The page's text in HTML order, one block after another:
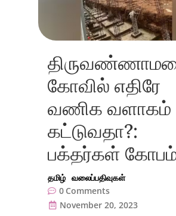
கோவில் எதிரே
வணிக வளாகம்
கட்டுவதா?:
பக்தர்கள்
தமிழ் வலைப்பதிவுகள்
0 Comments
November 20, 2023